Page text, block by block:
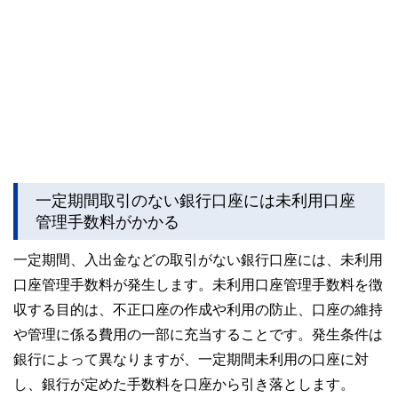
一定期間取引のない銀行口座には未利用口座
管理手数料がかかる
一定期間、入出金などの取引がない銀行口座には、未利用
口座管理手数料が発生します。未利用口座管理手数料を徴
収する目的は、不正口座の作成や利用の防止、口座の維持
や管理に係る費用の一部に充当することです。発生条件は
銀行によって異なりますが、一定期間未利用の口座に対
し、銀行が定めた手数料を口座から引き落とします。